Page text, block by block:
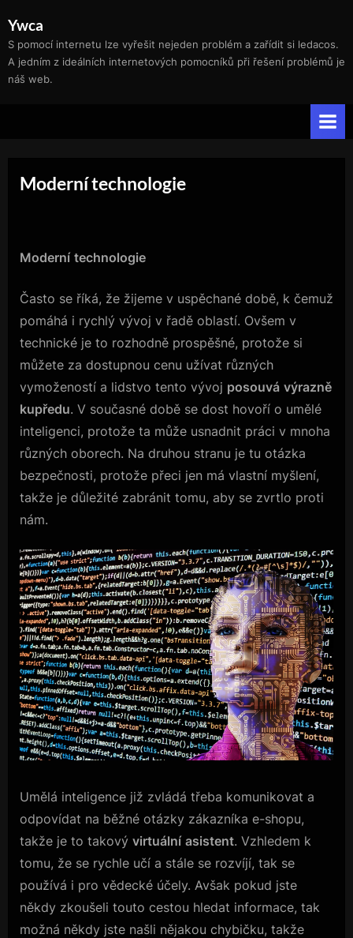
content
Ywca
S pomocí internetu lze vyřešit nejeden problém a zařídit si ledacos.
A jedním z ideálních internetových pomocníků při řešení problémů je
náš web.
Moderní technologie
Moderní technologie
Často se říká, že žijeme v uspěchané době, k čemuž
pomáhá i rychlý vývoj v řadě oblastí. Ovšem v
technické je to rozhodně prospěšné, protože si
můžete za dostupnou cenu užívat různých
vymožeností a lidstvo tento vývoj posouvá výrazně
kupředu. V současné době se dost hovoří o umělé
inteligenci, protože ta může usnadnit práci v mnoha
různých oborech. Na druhou stranu je tu otázka
bezpečnosti, protože přeci jen má vlastní myšlení,
takže je důležité zabránit tomu, aby se zvrtlo proti
nám.
Umělá inteligence již zvládá třeba komunikovat a
odpovídat na běžné otázky zákazníka e-shopu,
takže je to takový virtuální asistent. Vzhledem k
tomu, že se rychle učí a stále se rozvíjí, tak se
používá i pro vědecké účely. Avšak pokud jste
někdy zkoušeli touto cestou hledat informace, tak
možná někdy jste našli nějakou chybičku, takže